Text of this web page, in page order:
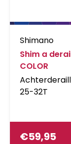
Shimano
Shim a
COLOR
25-32T
€59,95